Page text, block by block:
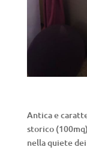
Antica e
storico
nella quiete